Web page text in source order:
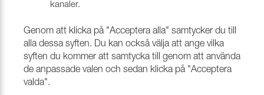
kanaler.
Genom att klicka på "Acceptera alla" samtycker du till
alla dessa syften. Du kan också välja att ange vilka
syften du kommer att samtycka till genom att använda
de anpassade valen och sedan klicka på "Acceptera
valda".